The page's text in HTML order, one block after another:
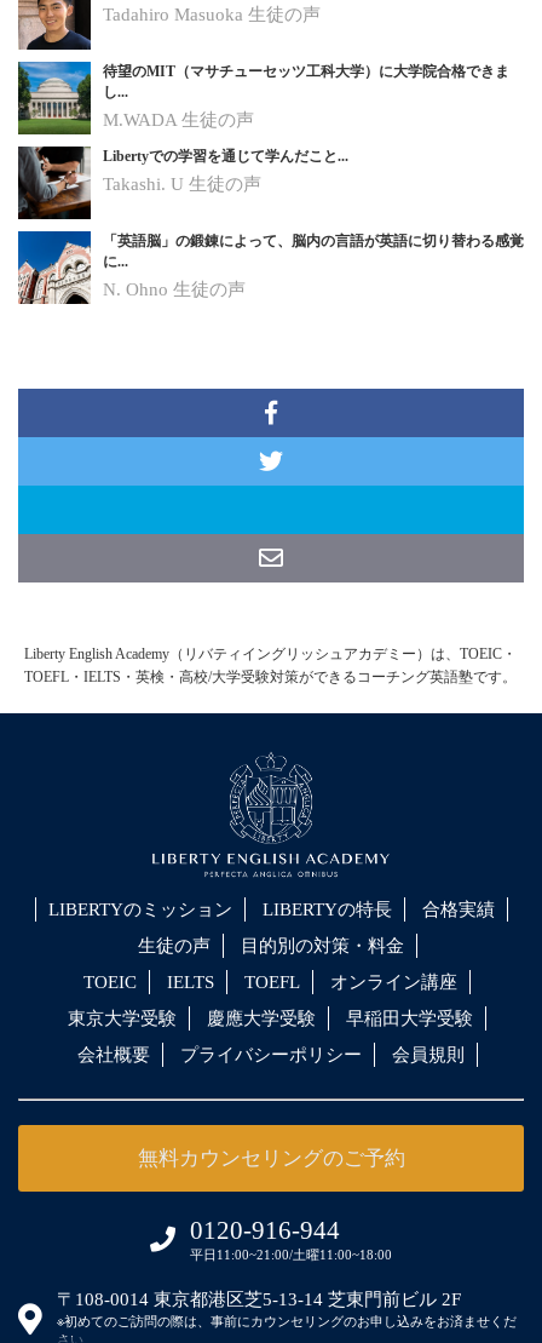
Tadahiro Masuoka 生徒の声
待望のMIT（マサチューセッツ工科大学）に大学院合格できま
し...
M.WADA 生徒の声
Libertyでの学習を通じて学んだこと...
Takashi. U 生徒の声
「英語脳」の鍛錬によって、脳内の言語が英語に切り替わる感覚
に...
N. Ohno 生徒の声
Liberty English Academy（リバティイングリッシュアカデミー）は、TOEIC・
TOEFL・IELTS・英検・高校/大学受験対策ができるコーチング英語塾です。
LIBERTYのミッション LIBERTYの特長
合格実績
生徒の声
目的別の対策・料金
TOEIC
IELTS TOEFL
オンライン講座
東京大学受験
慶應大学受験
早稲田大学受験
会社概要
プライバシーポリシー 会員規則
無料カウンセリングのご予約
0120-916-944
平日11:00~21:00/土曜11:00~18:00
〒108-0014 東京都港区芝5-13-14 芝東門前ビル 2F
※初めてのご訪問の際は、事前にカウンセリングのお申し込みをお済ませくだ
さい